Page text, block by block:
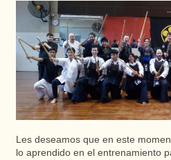
Les deseamos que en este
lo aprendido en el entrenamiento